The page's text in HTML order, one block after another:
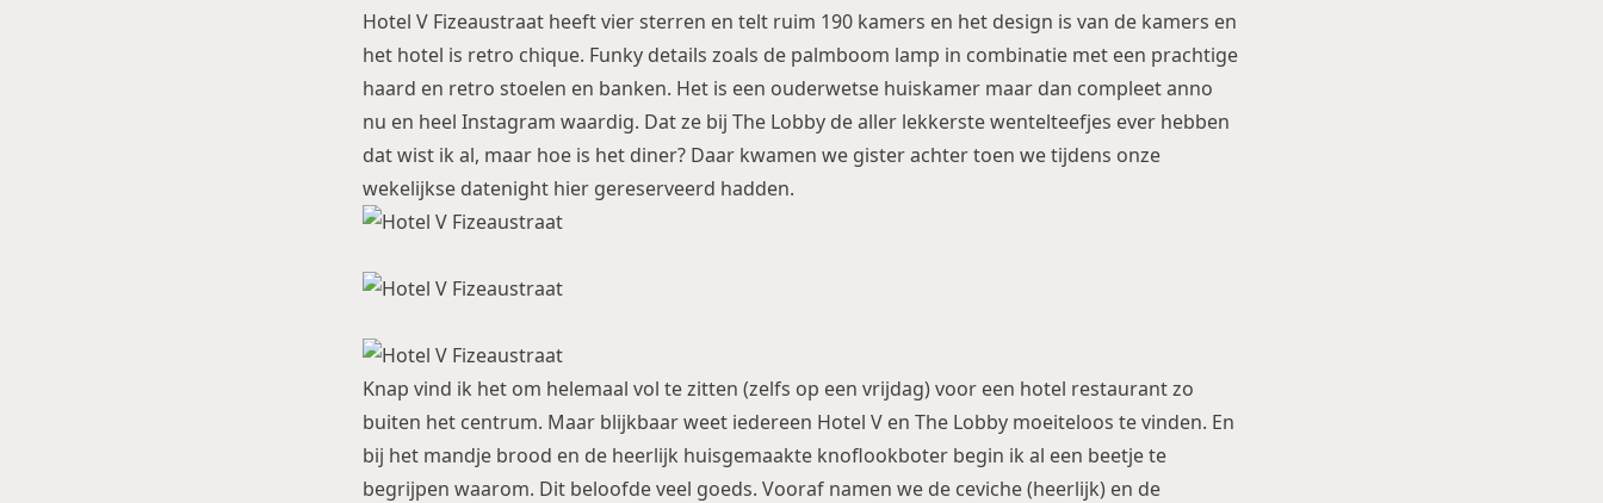
Hotel V Fizeaustraat heeft vier sterren en telt ruim 190 kamers en het design is van de kamers en
het hotel is retro chique. Funky details zoals de palmboom lamp in combinatie met een prachtige
haard en retro stoelen en banken. Het is een ouderwetse huiskamer maar dan compleet anno
nu en heel Instagram waardig. Dat ze bij The Lobby de aller lekkerste wentelteefjes ever hebben
dat wist ik al, maar hoe is het diner? Daar kwamen we gister achter toen we tijdens onze
wekelijkse datenight hier gereserveerd hadden.
Knap vind ik het om helemaal vol te zitten (zelfs op een vrijdag) voor een hotel restaurant zo
buiten het centrum. Maar blijkbaar weet iedereen Hotel V en The Lobby moeiteloos te vinden. En
bij het mandje brood en de heerlijk huisgemaakte knoflookboter begin ik al een beetje te
begrijpen waarom. Dit beloofde veel goeds. Vooraf namen we de ceviche (heerlijk) en de